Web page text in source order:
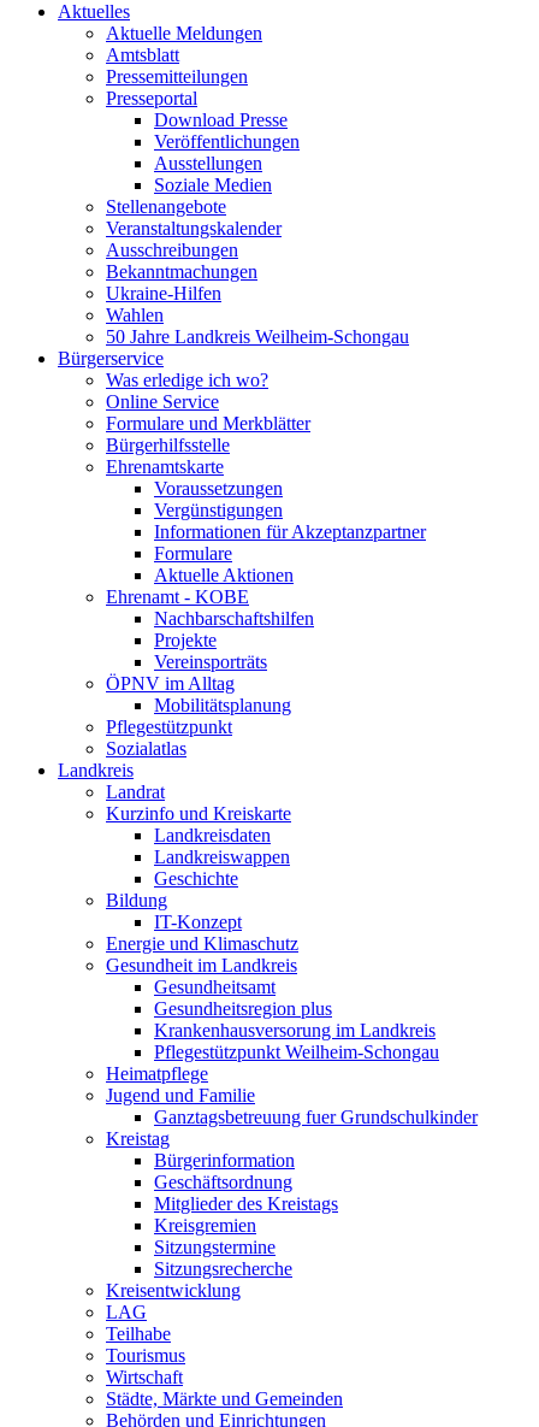
Aktuelles
Aktuelle Meldungen
Amtsblatt
Pressemitteilungen
Presseportal
Download Presse
Veröffentlichungen
Ausstellungen
Soziale Medien
Stellenangebote
Veranstaltungskalender
Ausschreibungen
Bekanntmachungen
Ukraine-Hilfen
Wahlen
50 Jahre Landkreis Weilheim-Schongau
Bürgerservice
Was erledige ich wo?
Online Service
Formulare und Merkblätter
Bürgerhilfsstelle
Ehrenamtskarte
Voraussetzungen
Vergünstigungen
Informationen für Akzeptanzpartner
Formulare
Aktuelle Aktionen
Ehrenamt - KOBE
Nachbarschaftshilfen
Projekte
Vereinsporträts
ÖPNV im Alltag
Mobilitätsplanung
Pflegestützpunkt
Sozialatlas
Landkreis
Landrat
Kurzinfo und Kreiskarte
Landkreisdaten
Landkreiswappen
Geschichte
Bildung
IT-Konzept
Energie und Klimaschutz
Gesundheit im Landkreis
Gesundheitsamt
Gesundheitsregion plus
Krankenhausversorung im Landkreis
Pflegestützpunkt Weilheim-Schongau
Heimatpflege
Jugend und Familie
Ganztagsbetreuung fuer Grundschulkinder
Kreistag
Bürgerinformation
Geschäftsordnung
Mitglieder des Kreistags
Kreisgremien
Sitzungstermine
Sitzungsrecherche
Kreisentwicklung
LAG
Teilhabe
Tourismus
Wirtschaft
Städte, Märkte und Gemeinden
Behörden und Einrichtungen